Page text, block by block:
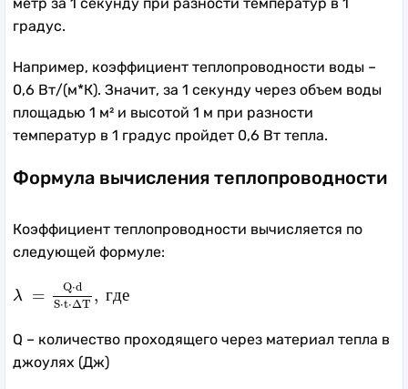
градус.
Например, коэффициент теплопроводности воды –
0,6 Вт/(м*К). Значит, за 1 секунду через объем воды
площадью 1 м² и высотой 1 м при разности
температур в 1 градус пройдет 0,6 Вт тепла.
Формула вычисления теплопроводности
Коэффициент теплопроводности вычисляется по
следующей формуле:
λ = Q⋅d
S⋅t⋅ΔT , где
S⋅t
Q – количество проходящего через материал тепла в
джоулях (Дж)